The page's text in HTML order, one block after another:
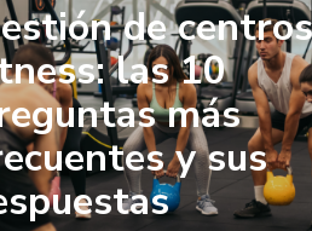
de centros
las 10
más
y sus